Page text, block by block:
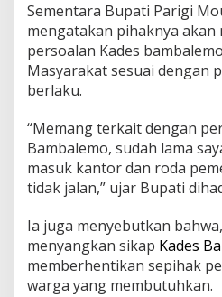
o
r
Sementara Bupati Parigi
mengatakan pihaknya akan
persoalan Kades
Masyarakat sesuai dengan
berlaku.
“Memang terkait dengan
Bambalemo, sudah lama
masuk kantor dan roda
tidak jalan,” ujar Bupati
Ia juga menyebutkan
menyangkan sikap Kades
memberhentikan sepihak
warga yang membutuhkan.